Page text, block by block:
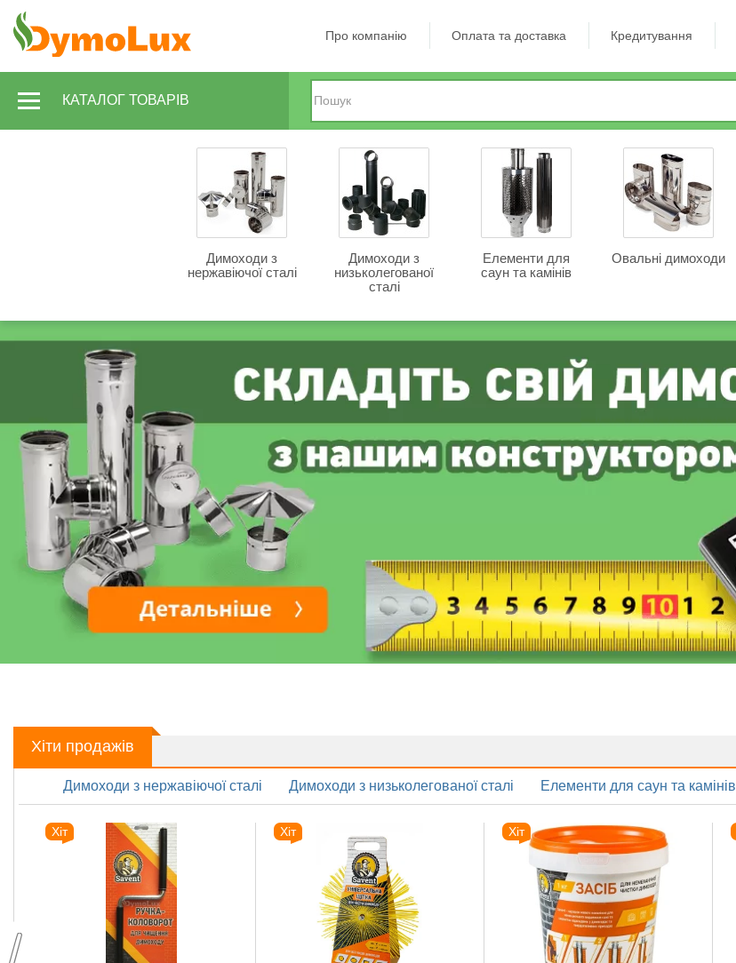
Про компанію Оплата та доставка Кредитування
КАТАЛОГ ТОВАРІВ
Димоходи з
нержавіючої сталі
Димоходи з
низьколегованої
сталі
Елементи для
саун та камінів
Овальні димоходи
Хіти продажів
Димоходи з нержавіючої сталі Димоходи з низьколегованої сталі Елементи для саун та камінів
Хіт
Хіт
Хіт